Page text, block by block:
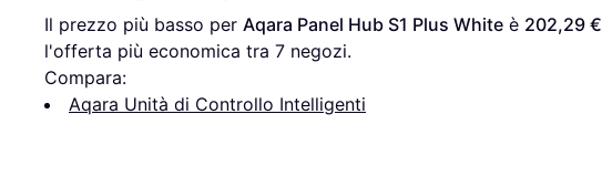
Il prezzo più basso per Aqara Panel Hub S1 Plus White è 202,29 €
l'offerta più economica tra 7 negozi.
Compara:
Aqara Unità di Controllo Intelligenti